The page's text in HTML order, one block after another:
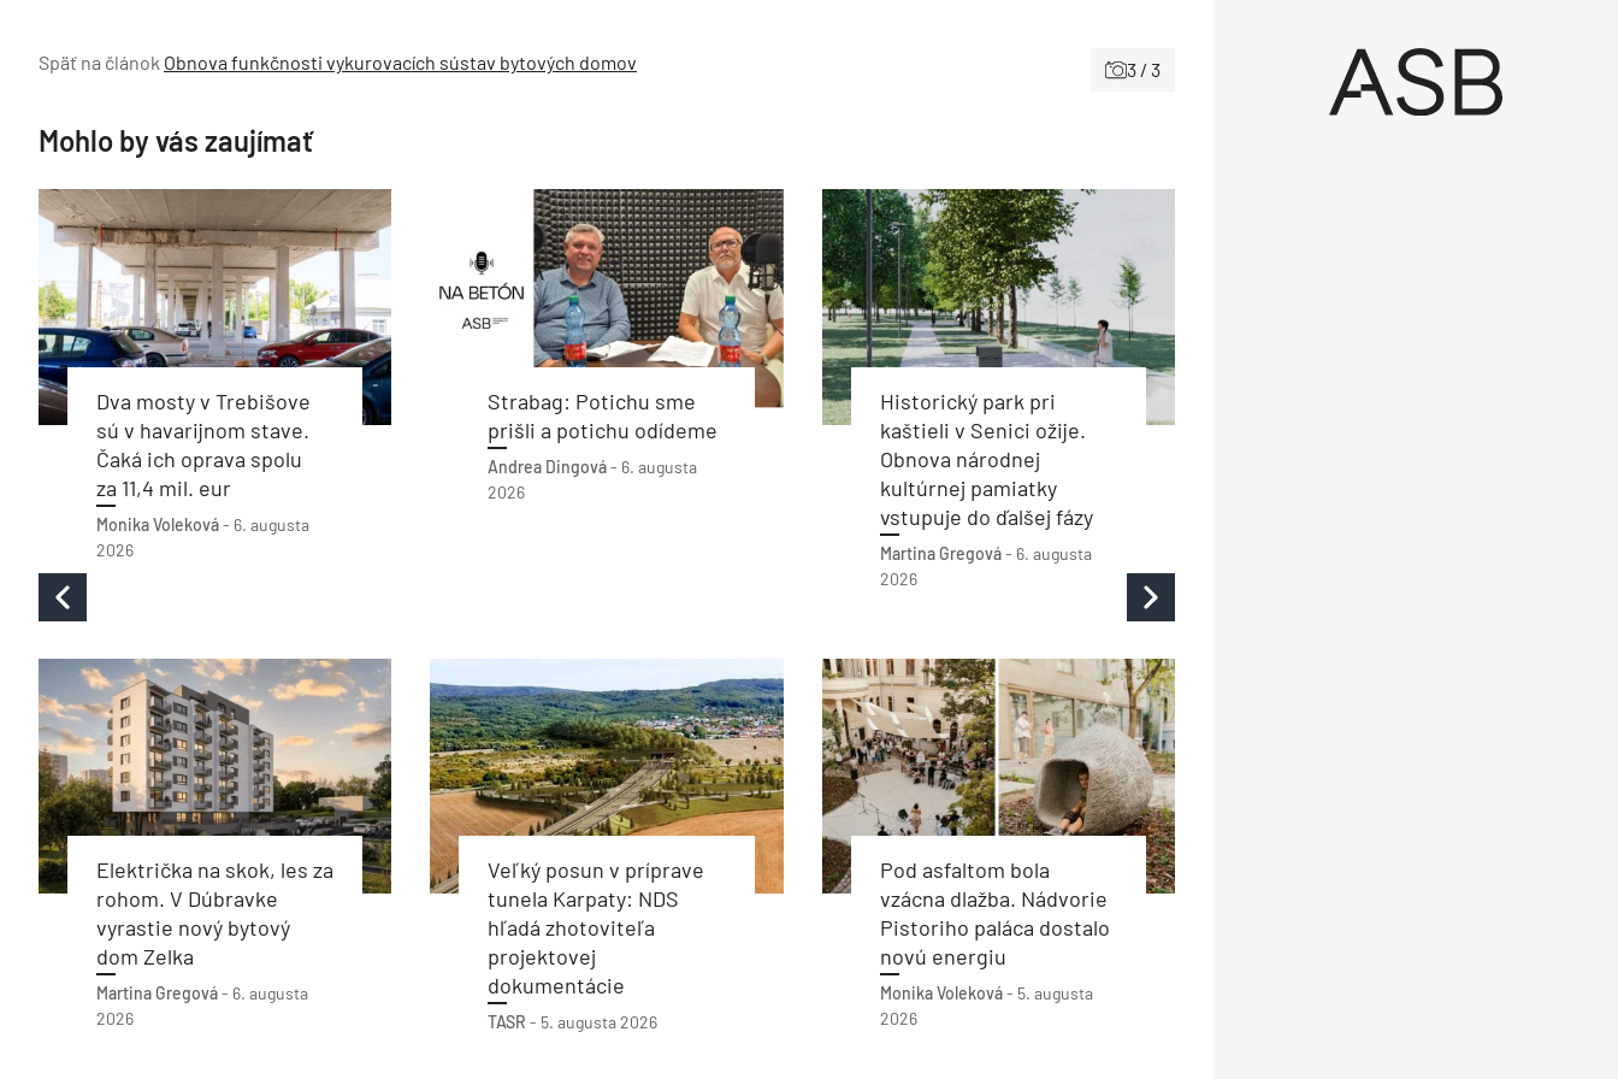
Späť na článok Obnova funkčnosti vykurovacích sústav bytových domov 3 / 3
Mohlo by vás zaujímať
Dva mosty v Trebišove
sú v havarijnom stave.
Čaká ich oprava spolu
za 11,4 mil. eur
Monika Voleková- 6. augusta
2026
Strabag: Potichu sme
prišli a potichu odídeme
Andrea Dingová- 6. augusta
2026
Historický park pri
kaštieli v Senici ožije.
Obnova národnej
kultúrnej pamiatky
vstupuje do ďalšej fázy
Martina Gregová- 6. augusta
2026
Električka na skok, les za
rohom. V Dúbravke
vyrastie nový bytový
dom Zelka
Martina Gregová- 6. augusta
2026
Veľký posun v príprave
tunela Karpaty: NDS
hľadá zhotoviteľa
projektovej
dokumentácie
TASR - 5. augusta 2026
Pod asfaltom bola
vzácna dlažba. Nádvorie
Pistoriho paláca dostalo
novú energiu
Monika Voleková- 5. augusta
2026